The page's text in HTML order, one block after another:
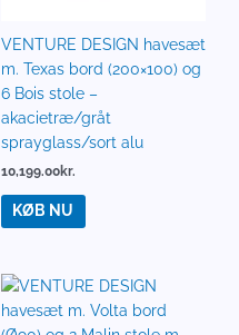
VENTURE DESIGN havesæt
m. Texas bord (200×100) og
6 Bois stole –
akacietræ/gråt
sprayglass/sort alu
10,199.00kr.
KØB NU